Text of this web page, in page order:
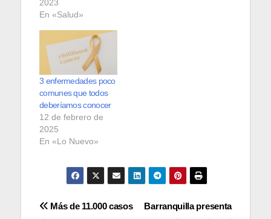
2023
En «Salud»
3 enfermedades poco
comunes que todos
deberíamos conocer
12 de febrero de
2025
En «Lo Nuevo»
NavegaciónBarranquilla presenta
Más de 11.000 casos